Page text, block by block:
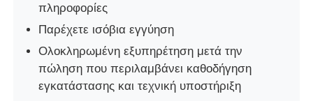
πληροφορίες
Παρέχετε ισόβια εγγύηση
Ολοκληρωμένη εξυπηρέτηση μετά την
πώληση που περιλαμβάνει καθοδήγηση
εγκατάστασης και τεχνική υποστήριξη